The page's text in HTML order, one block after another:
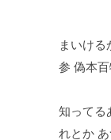
まいけ
参 偽本百
知ってる
れとか